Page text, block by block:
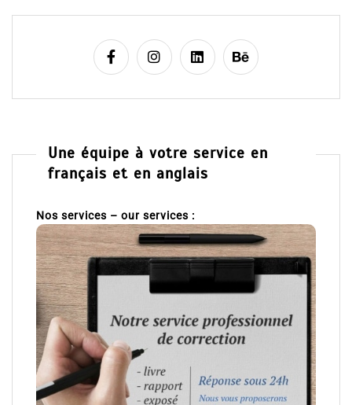
Une équipe à votre service en
français et en anglais
Nos services – our services :